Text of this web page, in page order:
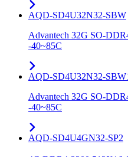
AQD-SD4U32N32-SBW
Advantech 32G SO-
-40~85C
AQD-SD4U32N32-
Advantech 32G SO-
-40~85C
AQD-SD4U4GN32-SP2